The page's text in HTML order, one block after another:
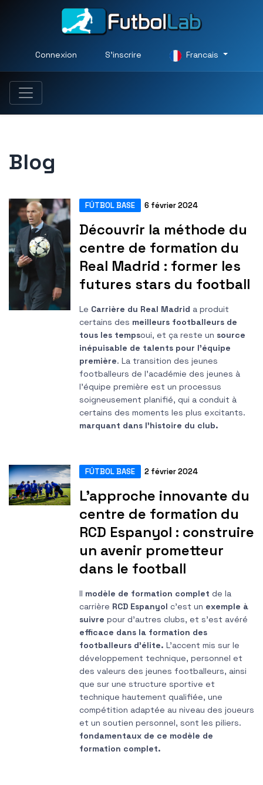
Connexion S'inscrire Francais
Blog
FÚTBOL BASE 6 février 2024
Découvrir la méthode du
centre de formation du
Real Madrid : former les
futures stars du football
Le Carrière du Real Madrid a produit
certains des meilleurs footballeurs de
tous les tempsoui, et ça reste un source
inépuisable de talents pour l'équipe
première. La transition des jeunes
footballeurs de l’académie des jeunes à
l’équipe première est un processus
soigneusement planifié, qui a conduit à
certains des moments les plus excitants.
marquant dans l'histoire du club.
FÚTBOL BASE 2 février 2024
L'approche innovante du
centre de formation du
RCD Espanyol : construire
un avenir prometteur
dans le football
Il modèle de formation complet de la
carrière RCD Espanyol c'est un exemple à
suivre pour d'autres clubs, et s'est avéré
efficace dans la formation des
footballeurs d’élite. L'accent mis sur le
développement technique, personnel et
des valeurs des jeunes footballeurs, ainsi
que sur une structure sportive et
technique hautement qualifiée, une
compétition adaptée au niveau des joueurs
et un soutien personnel, sont les piliers.
fondamentaux de ce modèle de
formation complet.